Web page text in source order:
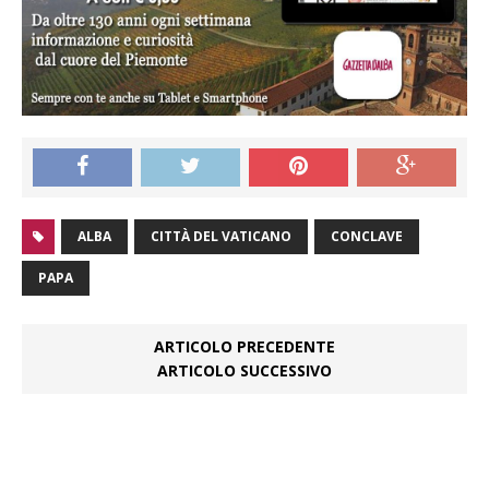
ALBA CITTÀ DEL VATICANO CONCLAVE
PAPA
ARTICOLO PRECEDENTE
ARTICOLO SUCCESSIVO